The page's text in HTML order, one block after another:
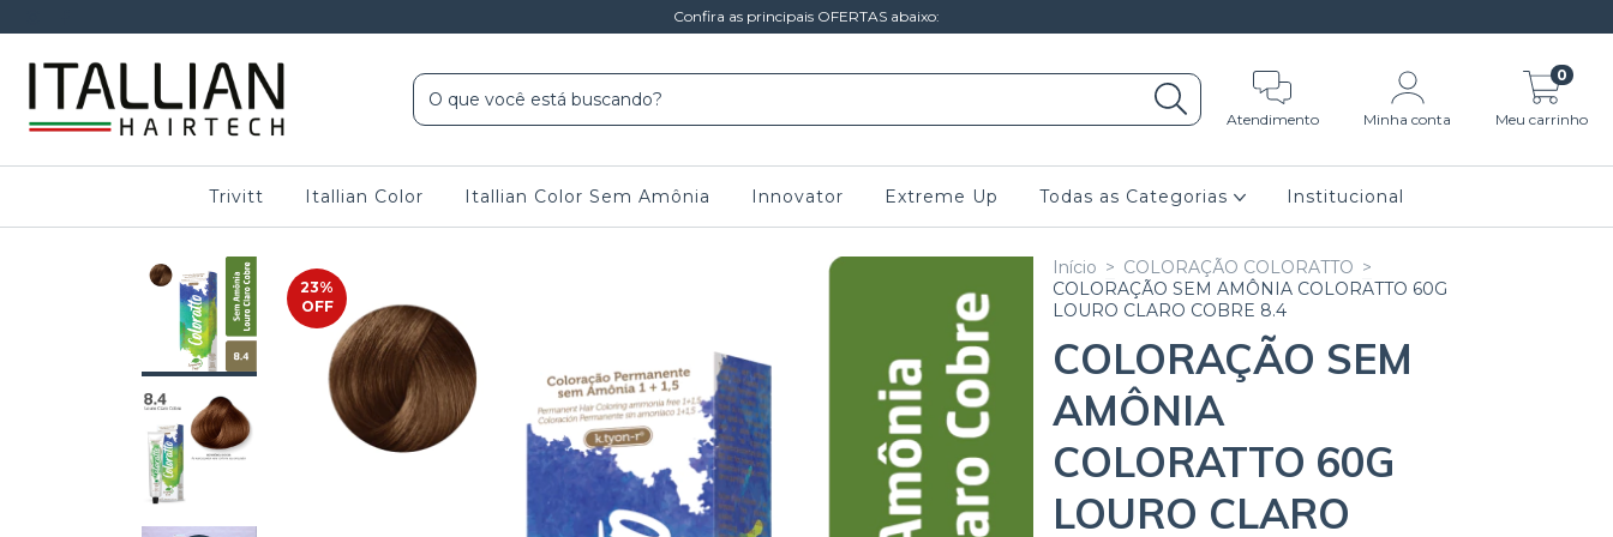
Confira as principais OFERTAS abaixo:
Atendimento Minha conta Meu carrinho
0
Trivitt Itallian Color Itallian Color Sem Amônia Innovator Extreme Up Todas as Categorias Institucional
23%
OFF
Início > COLORAÇÃO COLORATTO >
COLORAÇÃO SEM AMÔNIA COLORATTO 60G
LOURO CLARO COBRE 8.4
COLORAÇÃO SEM
AMÔNIA
COLORATTO 60G
LOURO CLARO